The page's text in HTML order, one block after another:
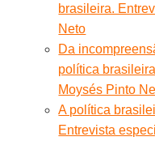
brasileira.
Neto
Da
política
Moysés Pinto
A política
Entrevista